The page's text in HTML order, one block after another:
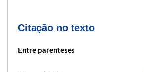
Citação no texto
Entre parênteses